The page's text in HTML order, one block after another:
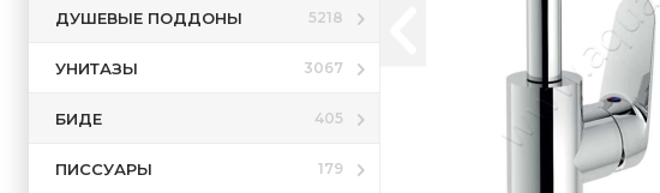
ДУШЕВЫЕ ПОДДОНЫ 5218
УНИТАЗЫ 3067
БИДЕ 405
ПИССУАРЫ 179